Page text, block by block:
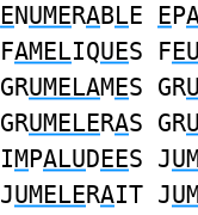
ENUMERABLE EP
FAMELIQUES FEU
GRUMELAMES GR
GRUMELERAS GR
IMPALUDEES J
JUMELERAIT J